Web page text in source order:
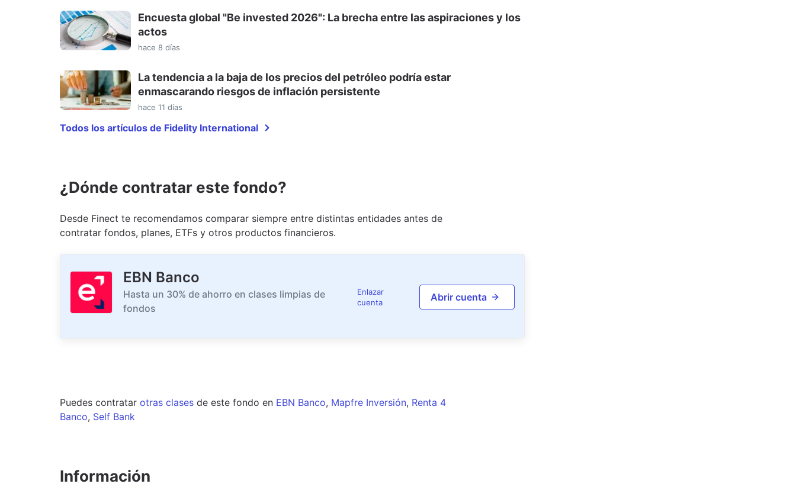
Encuesta global "Be invested 2026": La brecha entre las aspiraciones y los
actos
hace 8 días
La tendencia a la baja de los precios del petróleo podría estar
enmascarando riesgos de inflación persistente
hace 11 días
Todos los artículos de Fidelity International
¿Dónde contratar este fondo?
Desde Finect te recomendamos comparar siempre entre distintas entidades antes de
contratar fondos, planes, ETFs y otros productos financieros.
EBN Banco
Hasta un 30% de ahorro en clases limpias de
fondos
Enlazar
cuenta
Abrir cuenta
Puedes contratar otras clases de este fondo en EBN Banco, Mapfre Inversión, Renta 4
Banco, Self Bank
Información